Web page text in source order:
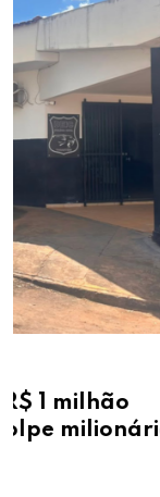
PM prende
drogas e